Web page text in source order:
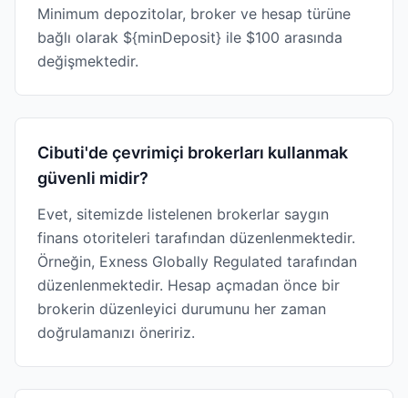
Minimum depozitolar, broker ve hesap türüne
bağlı olarak ${minDeposit} ile $100 arasında
değişmektedir.
Cibuti'de çevrimiçi brokerları kullanmak
güvenli midir?
Evet, sitemizde listelenen brokerlar saygın
finans otoriteleri tarafından düzenlenmektedir.
Örneğin, Exness Globally Regulated tarafından
düzenlenmektedir. Hesap açmadan önce bir
brokerin düzenleyici durumunu her zaman
doğrulamanızı öneririz.